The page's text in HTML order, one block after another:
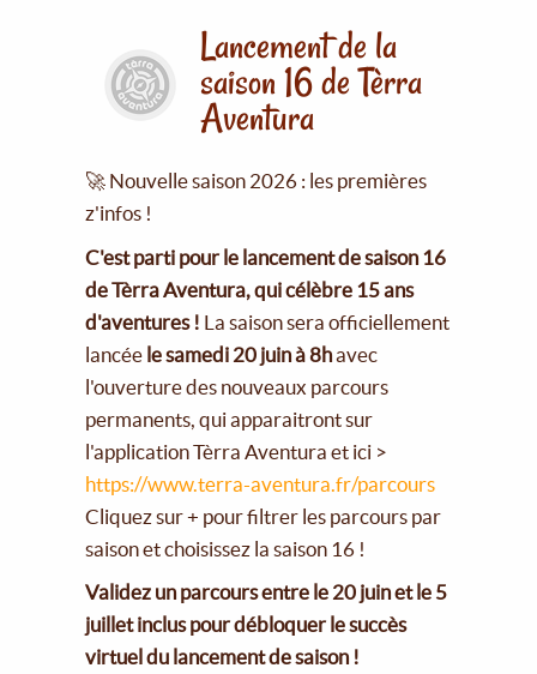
Lancement de la
saison 16 de Tèrra
Aventura
🚀 Nouvelle saison 2026 : les premières
z'infos !
C'est parti pour le lancement de saison 16
de Tèrra Aventura, qui célèbre 15 ans
d'aventures ! La saison sera officiellement
lancée le samedi 20 juin à 8havec
l'ouverture des nouveaux parcours
permanents, qui apparaitront sur
l'application Tèrra Aventura et ici >
https://www.terra-aventura.fr/parcours
Cliquez sur + pour filtrer les parcours par
saison et choisissez la saison 16 !
Validez un parcours entre le 20 juin et le 5
juillet inclus pour débloquer le succès
virtuel du lancement de saison !